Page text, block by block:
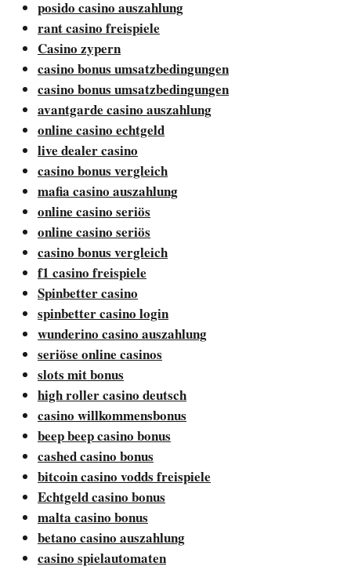
posido casino auszahlung
rant casino freispiele
Casino zypern
casino bonus umsatzbedingungen
casino bonus umsatzbedingungen
avantgarde casino auszahlung
online casino echtgeld
live dealer casino
casino bonus vergleich
mafia casino auszahlung
online casino seriös
online casino seriös
casino bonus vergleich
f1 casino freispiele
Spinbetter casino
spinbetter casino login
wunderino casino auszahlung
seriöse online casinos
slots mit bonus
high roller casino deutsch
casino willkommensbonus
beep beep casino bonus
cashed casino bonus
bitcoin casino vodds freispiele
Echtgeld casino bonus
malta casino bonus
betano casino auszahlung
casino spielautomaten